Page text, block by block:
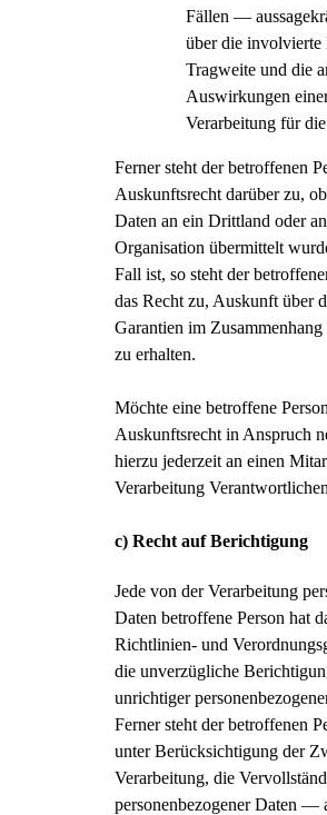
Fällen —
über die
Tragweite und die
Auswirkungen
Verarbeitung für
Ferner steht der betroffenen
Auskunftsrecht darüber zu,
Daten an ein Drittland oder
Organisation übermittelt
Fall ist, so steht der
das Recht zu, Auskunft über
Garantien im
zu erhalten.
Möchte eine betroffene
Auskunftsrecht in Anspruch
hierzu jederzeit an einen
Verarbeitung
c) Recht auf Berichtigung
Jede von der Verarbeitung
Daten betroffene Person hat
Richtlinien- und
die unverzügliche
unrichtiger
Ferner steht der betroffenen
unter Berücksichtigung der
Verarbeitung, die
personenbezogener Daten —